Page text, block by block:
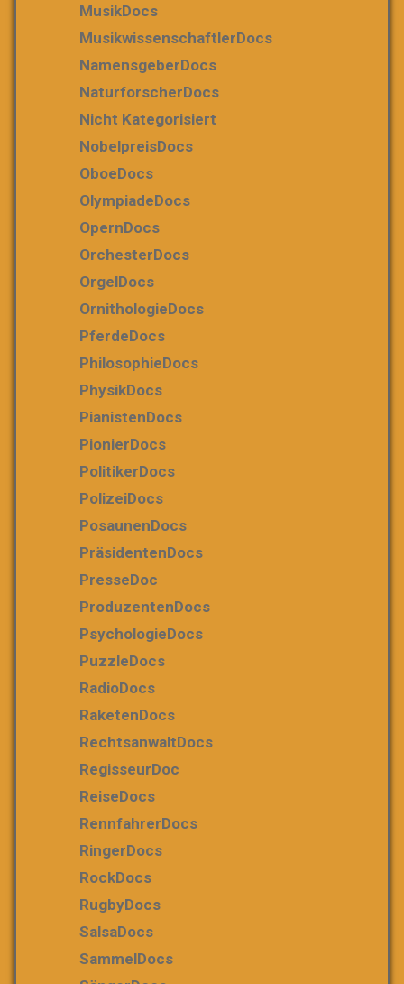
MusikDocs
MusikwissenschaftlerDocs
NamensgeberDocs
NaturforscherDocs
Nicht Kategorisiert
NobelpreisDocs
OboeDocs
OlympiadeDocs
OpernDocs
OrchesterDocs
OrgelDocs
OrnithologieDocs
PferdeDocs
PhilosophieDocs
PhysikDocs
PianistenDocs
PionierDocs
PolitikerDocs
PolizeiDocs
PosaunenDocs
PräsidentenDocs
PresseDoc
ProduzentenDocs
PsychologieDocs
PuzzleDocs
RadioDocs
RaketenDocs
RechtsanwaltDocs
RegisseurDoc
ReiseDocs
RennfahrerDocs
RingerDocs
RockDocs
RugbyDocs
SalsaDocs
SammelDocs